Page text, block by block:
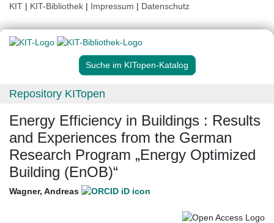
KIT | KIT-Bibliothek | Impressum | Datenschutz
Suche im KITopen-Katalog
Repository KITopen
Energy Efficiency in Buildings : Results
and Experiences from the German
Research Program „Energy Optimized
Building (EnOB)“
Wagner, Andreas